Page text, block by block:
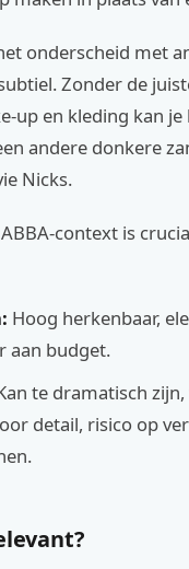
onderscheid met
Zonder de
up en kleding kan
andere donkere
Nicks.
context is
Hoog herkenbaar,
aan budget.
te dramatisch
detail, risico op